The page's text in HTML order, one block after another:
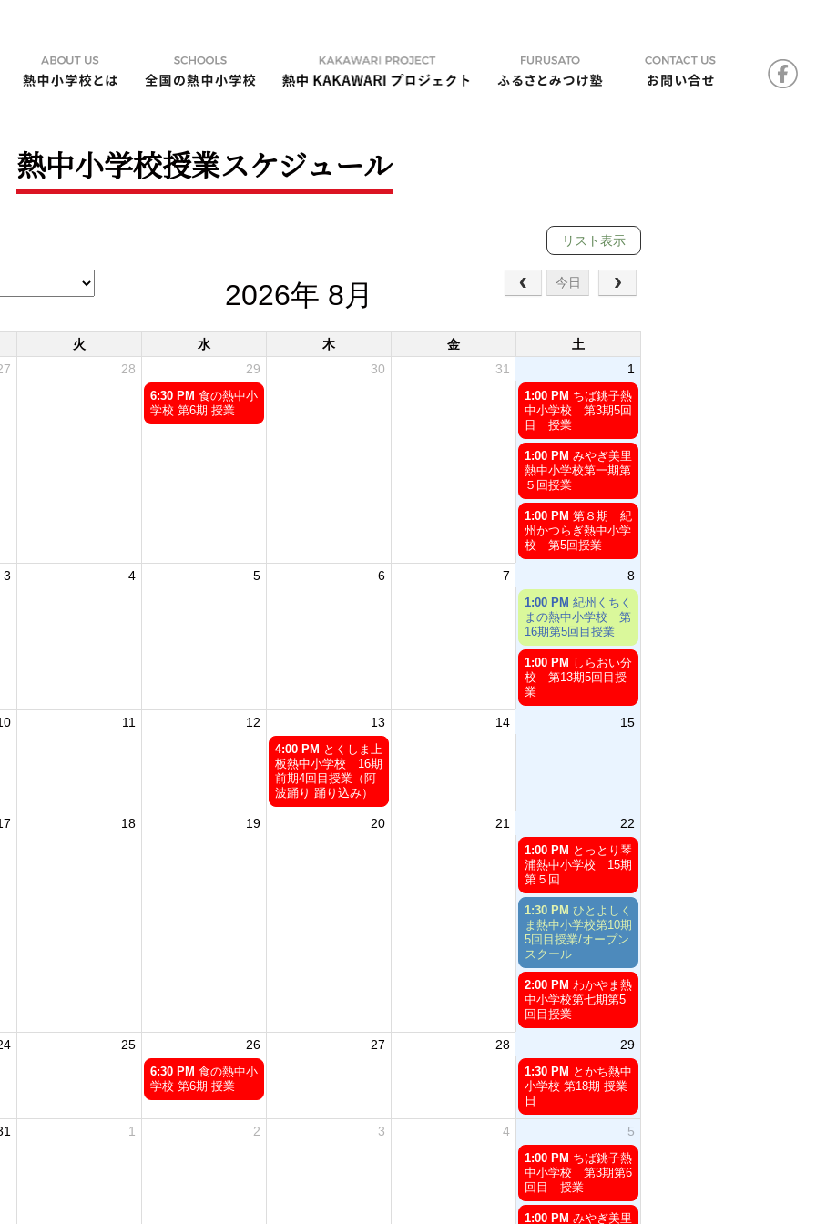
熱中小学校授業スケジュール
リスト表示
今日
2026年 8月
火 水 木 金
土
28 29 30 31 1
水
曜
日,
6:30 PM 食の熱中小
学校 第6期 授業
土
曜
日,
8
月
1st
2026
1:00 PM ちば銚子熱
中小学校 第3期5回
目 授業
土
曜
日,
8
月
1st
2026
1:00 PM みやぎ美里
熱中小学校第一期第
５回授業
土
曜
日,
8
1st
2026
1:00 PM 第８期 紀
州かつらぎ熱中小学
校 第5回授業
3 4 5 6 7 8
土
曜
日,
8
月
8th
2026
1:00 PM 紀州くちく
まの熱中小学校 第
16期第5回目授業
土
曜
日,
8
1:00 PM しらおい分
校 第13期5回目授
業
11 12 13 14 15
木
曜
日,
8
月
4:00 PM とくしま上
板熱中小学校 16期
前期4回目授業（阿
波踊り 踊り込み）
18 19 20 21 22
土
曜
日,
8
月
22nd
2026
1:00 PM とっとり琴
浦熱中小学校 15期
第５回
土
曜
日,
8
月
22nd
2026
1:30 PM ひとよしく
ま熱中小学校第10期
5回目授業/オープン
スクール
土
曜
日,
8
22nd
2026
2:00 PM わかやま熱
中小学校第七期第5
回目授業
25 26 27 28 29
水
曜
日,
6:30 PM 食の熱中小
学校 第6期 授業
土
曜
日,
8
29th
2026
1:30 PM とかち熱中
小学校 第18期 授業
日
1 2 3 4 5
土
曜
日,
9
月
1:00 PM ちば銚子熱
中小学校 第3期第6
回目 授業
土
1:00 PM みやぎ美里